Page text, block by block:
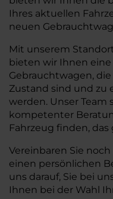
Ihres aktuellen
neuen
Mit unserem
bieten wir Ihnen
Gebrauchtwagen,
Zustand sind und zu
werden. Unser
kompetenter
Fahrzeug finden,
Vereinbaren Sie
einen persönlichen
uns darauf, Sie bei
Ihnen bei der Wahl